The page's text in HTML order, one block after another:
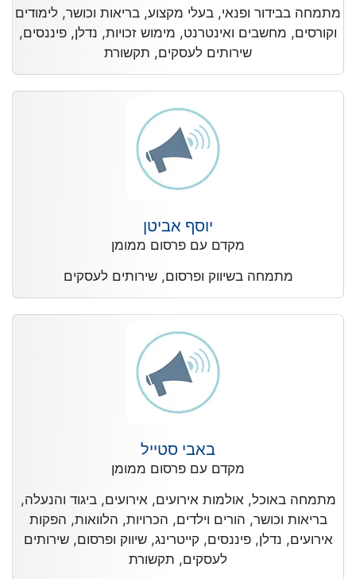
מתמחה בבידור ופנאי, בעלי מקצוע, בריאות וכושר, לימודים
וקורסים, מחשבים ואינטרנט, מימוש זכויות, נדלן, פיננסים,
שירותים לעסקים, תקשורת
יוסף אביטן
מקדם עם פרסום ממומן
מתמחה בשיווק ופרסום, שירותים לעסקים
באבי סטייל
מקדם עם פרסום ממומן
מתמחה באוכל, אולמות אירועים, אירועים, ביגוד והנעלה,
בריאות וכושר, הורים וילדים, הכרויות, הלוואות, הפקות
אירועים, נדלן, פיננסים, קייטרינג, שיווק ופרסום, שירותים
לעסקים, תקשורת